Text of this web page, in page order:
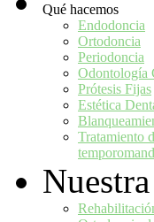
Qué hacemos
Endodoncia
Ortodoncia
Periodoncia
Odontología
Prótesis Fijas
Estética
Tratamiento